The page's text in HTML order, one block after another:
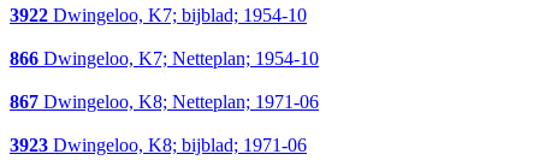
3922 Dwingeloo, K7; bijblad; 1954-10
866 Dwingeloo, K7; Netteplan; 1954-10
867 Dwingeloo, K8; Netteplan; 1971-06
3923 Dwingeloo, K8; bijblad; 1971-06